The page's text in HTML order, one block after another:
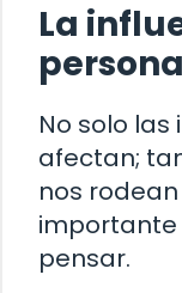
La
No solo
afectan;
nos
importante
pensar.